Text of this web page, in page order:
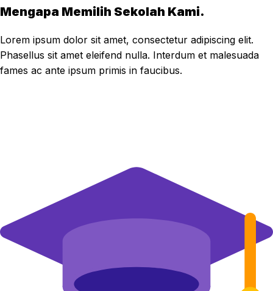
Mengapa Memilih Sekolah Kami.
Lorem ipsum dolor sit amet, consectetur adipiscing elit.
Phasellus sit amet eleifend nulla. Interdum et malesuada
fames ac ante ipsum primis in faucibus.